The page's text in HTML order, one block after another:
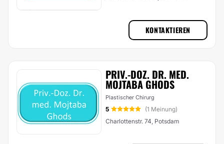
KONTAKTIEREN
PRIV.-DOZ. DR. MED.
MOJTABA GHODS
Plastischer Chirurg
5
(1 Meinung)
Charlottenstr. 74, Potsdam